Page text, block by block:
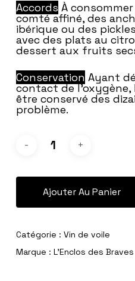
Accords À
comté affiné, des
ibérique ou des
avec des plats au
dessert aux fruits
Conservation Ayant
contact de
être conservé des
problème.
Ajouter Au Panier
Catégorie : Vin de voile
Marque : L'Enclos des Braves